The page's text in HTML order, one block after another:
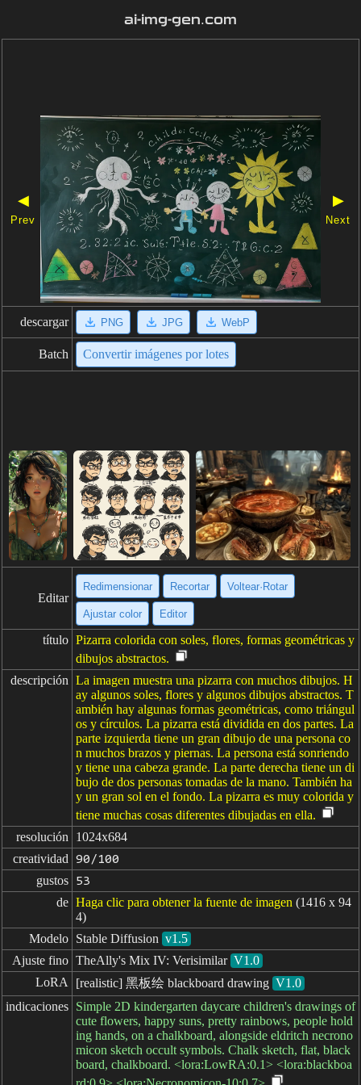
ai-img-gen.com
◀
Prev
▶
Next
descargar PNG JPG WebP
Batch Convertir imágenes por lotes
Editar
Redimensionar Recortar Voltear·Rotar
Ajustar color Editor
título Pizarra colorida con soles, flores, formas geométricas y
dibujos abstractos.
descripción La imagen muestra una pizarra con muchos dibujos. H
ay algunos soles, flores y algunos dibujos abstractos. T
ambién hay algunas formas geométricas, como triángul
os y círculos. La pizarra está dividida en dos partes. La
parte izquierda tiene un gran dibujo de una persona co
n muchos brazos y piernas. La persona está sonriendo
y tiene una cabeza grande. La parte derecha tiene un di
bujo de dos personas tomadas de la mano. También ha
y un gran sol en el fondo. La pizarra es muy colorida y
tiene muchas cosas diferentes dibujadas en ella.
resolución
1024x684
creatividad
90/100
gustos 53
de Haga clic para obtener la fuente de imagen (1416 x 94
4)
Modelo Stable Diffusion v1.5
Ajuste fino TheAlly's Mix IV: Verisimilar V1.0
LoRA
[realistic] 黑板绘 blackboard drawing V1.0
indicaciones Simple 2D kindergarten daycare children's drawings of
cute flowers, happy suns, pretty rainbows, people hold
ing hands, on a chalkboard, alongside eldritch necrono
micon sketch occult symbols. Chalk sketch, flat, black
board, chalkboard. <lora:LowRA:0.1> <lora:blackboa